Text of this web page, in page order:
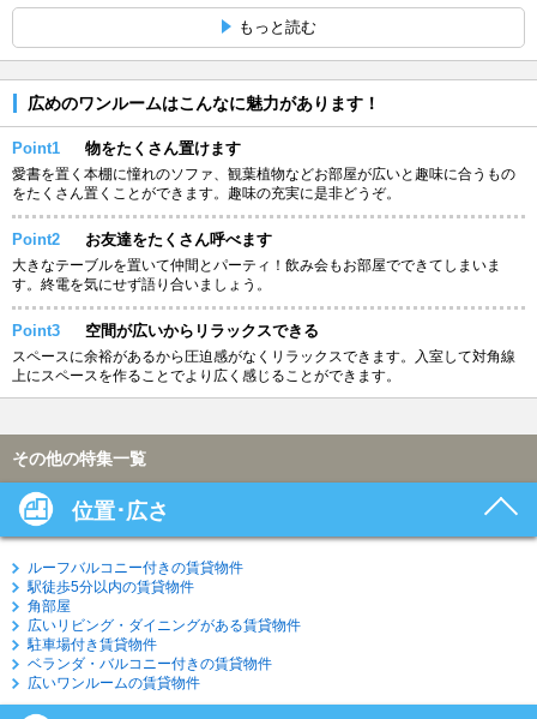
もっと読む
広めのワンルームはこんなに魅力があります！
Point1 物をたくさん置けます
愛書を置く本棚に憧れのソファ、観葉植物などお部屋が広いと趣味に合うもの
をたくさん置くことができます。趣味の充実に是非どうぞ。
Point2 お友達をたくさん呼べます
大きなテーブルを置いて仲間とパーティ！飲み会もお部屋でできてしまいま
す。終電を気にせず語り合いましょう。
Point3 空間が広いからリラックスできる
スペースに余裕があるから圧迫感がなくリラックスできます。入室して対角線
上にスペースを作ることでより広く感じることができます。
その他の特集一覧
位置･広さ
ルーフバルコニー付きの賃貸物件
駅徒歩5分以内の賃貸物件
角部屋
広いリビング・ダイニングがある賃貸物件
駐車場付き賃貸物件
ベランダ・バルコニー付きの賃貸物件
広いワンルームの賃貸物件